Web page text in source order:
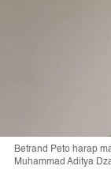
Betrand Peto harap
Muhammad Aditya